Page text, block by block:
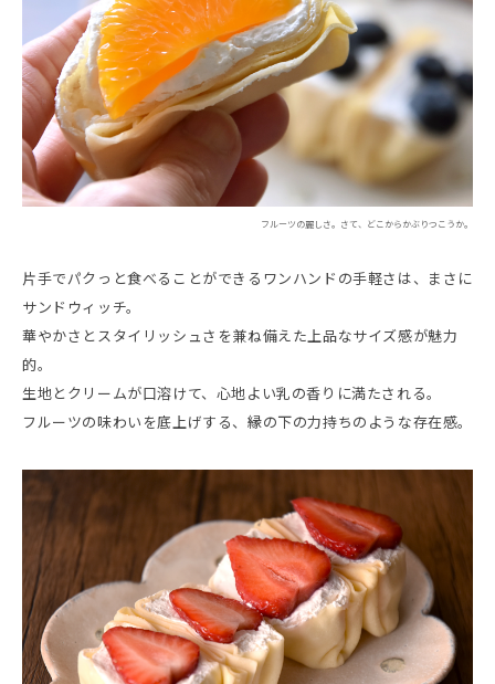
フルーツの麗しさ。さて、どこからかぶりつこうか。
片手でパクっと食べることができるワンハンドの手軽さは、まさに
サンドウィッチ。
華やかさとスタイリッシュさを兼ね備えた上品なサイズ感が魅力
的。
生地とクリームが口溶けて、心地よい乳の香りに満たされる。
フルーツの味わいを底上げする、縁の下の力持ちのような存在感。